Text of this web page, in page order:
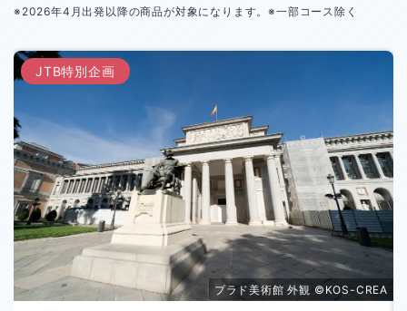
※2026年4月出発以降の商品が対象になります。※一部コース除く
JTB特別企画
プラド美術館 外観 ©KOS-CREA